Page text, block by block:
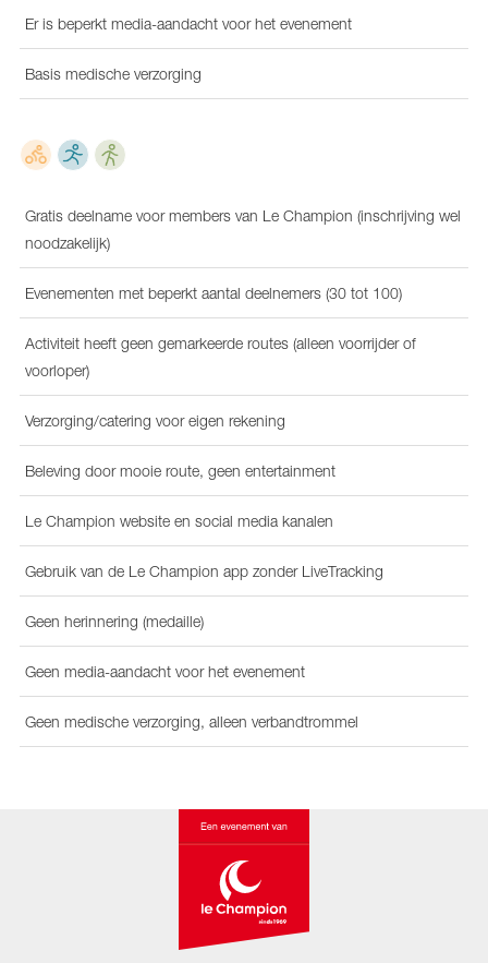
Er is beperkt media-aandacht voor het evenement
Basis medische verzorging
Gratis deelname voor members van Le Champion (inschrijving wel
noodzakelijk)
Evenementen met beperkt aantal deelnemers (30 tot 100)
Activiteit heeft geen gemarkeerde routes (alleen voorrijder of
voorloper)
Verzorging/catering voor eigen rekening
Beleving door mooie route, geen entertainment
Le Champion website en social media kanalen
Gebruik van de Le Champion app zonder LiveTracking
Geen herinnering (medaille)
Geen media-aandacht voor het evenement
Geen medische verzorging, alleen verbandtrommel